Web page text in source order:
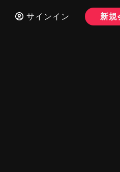
サインイン 新規